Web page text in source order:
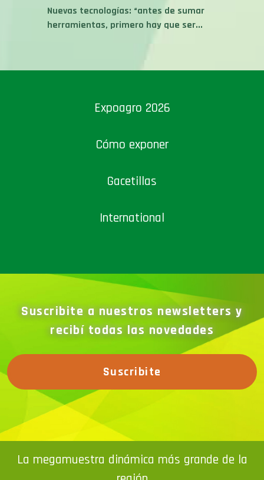
Nuevas tecnologías: “antes de sumar
herramientas, primero hay que ser...
Expoagro 2026
Cómo exponer
Gacetillas
International
Suscribite a nuestros newsletters y
recibí todas las novedades
Suscribite
La megamuestra dinámica más grande de la